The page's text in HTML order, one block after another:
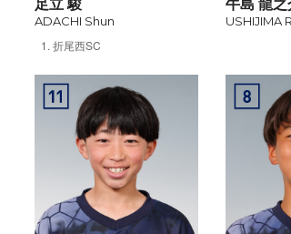
ADACHI Shun
折尾西SC
USHIJIMA